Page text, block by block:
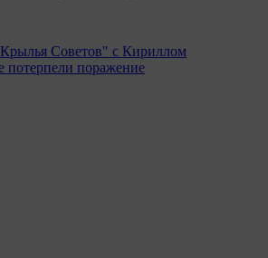
Советов" с Кириллом
потерпели поражение